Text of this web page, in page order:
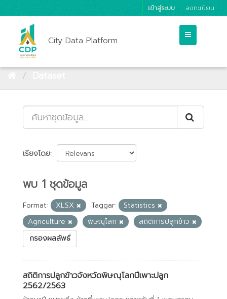
เข้าสู่ระบบ ลงทะเบียน
City Data Platform
เรียงโดย
พบ 1 ชุดข้อมูล
Format: XLSX Taggar:
Statistics
Agriculture
พิษณุโลก
สถิติการปลูกข้าว
กรองผลลัพธ์
สถิติการปลูกข้าวจังหวัดพิษณุโลกปีเพาะปลูก
2562/2563